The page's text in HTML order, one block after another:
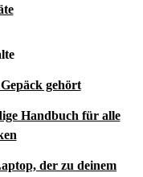
gehört
Handbuch für alle
der zu deinem